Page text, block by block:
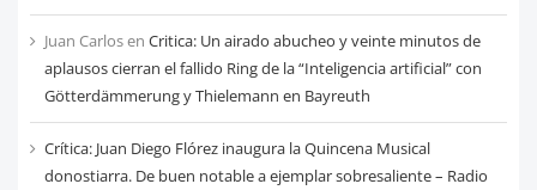
Juan Carlosen Critica: Un airado abucheo y veinte minutos de
aplausos cierran el fallido Ring de la “Inteligencia artificial” con
Götterdämmerung y Thielemann en Bayreuth
Crítica: Juan Diego Flórez inaugura la Quincena Musical
donostiarra. De buen notable a ejemplar sobresaliente – Radio